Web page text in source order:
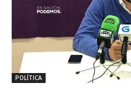
POLÍTICA